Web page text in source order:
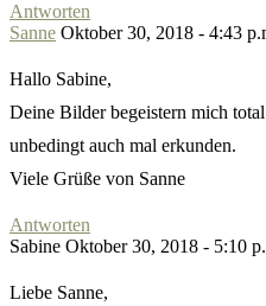
Antworten
Sanne Oktober 30, 2018 - 4:43
Hallo Sabine,
Deine Bilder begeistern mich
unbedingt auch mal erkunden.
Viele Grüße von Sanne
Antworten
Sabine Oktober 30, 2018 - 5:10
Liebe Sanne,